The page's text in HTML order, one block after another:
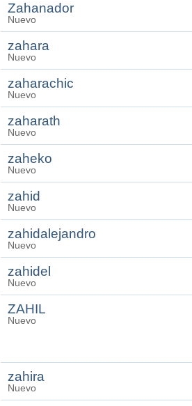
Zahanador
Nuevo
zahara
Nuevo
zaharachic
Nuevo
zaharath
Nuevo
zaheko
Nuevo
zahid
Nuevo
zahidalejandro
Nuevo
zahidel
Nuevo
ZAHIL
Nuevo
zahira
Nuevo